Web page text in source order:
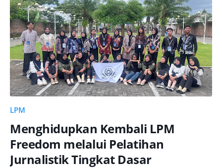
LPM
Menghidupkan Kembali LPM
Freedom melalui Pelatihan
Jurnalistik Tingkat Dasar